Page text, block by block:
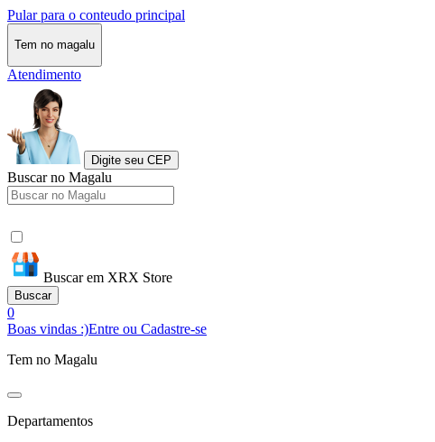
Pular para o conteudo principal
Tem no magalu
Atendimento
Digite seu CEP
Buscar no Magalu
Buscar em XRX Store
Buscar
0
Boas vindas :)Entre ou Cadastre-se
Tem no Magalu
Departamentos